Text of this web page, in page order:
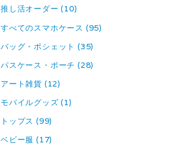
推し活オーダー (10)
すべてのスマホケース (95)
バッグ・ポシェット (35)
パスケース・ポーチ (28)
アート雑貨 (12)
モバイルグッズ (1)
トップス (99)
ベビー服 (17)